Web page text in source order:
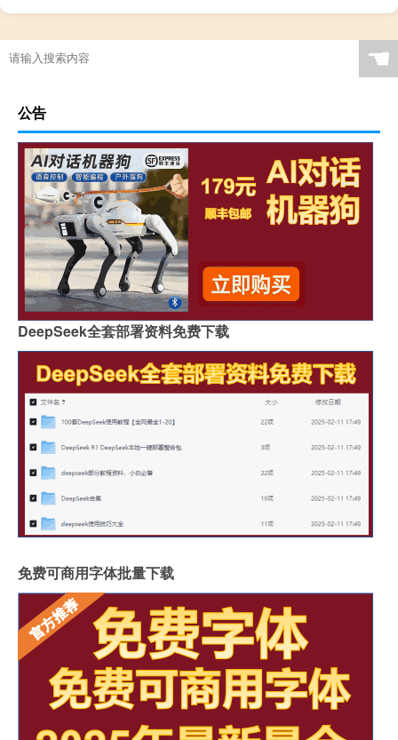
武都过年视频介绍
☚
公告
DeepSeek全套部署资料免费下载
免费可商用字体批量下载